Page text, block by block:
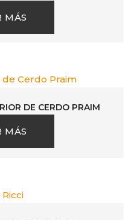
MÁS
DE CERDO PRAIM
MÁS